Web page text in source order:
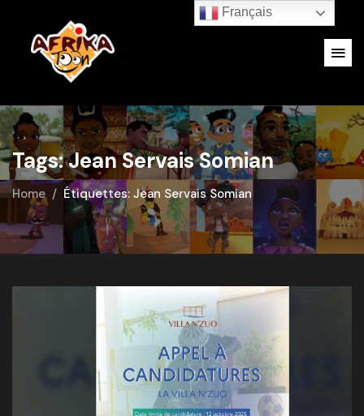
Tags: Jean Servais Somian
Home Étiquettes: Jean Servais Somian
Français